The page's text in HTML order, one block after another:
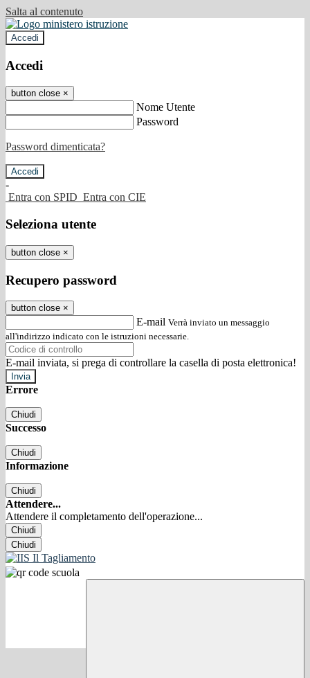
Salta al contenuto
Accedi
Accedi
button close ×
Nome Utente
Password
Password dimenticata?
-
Entra con SPID Entra con CIE
Seleziona utente
button close ×
Recupero password
button close ×
E-mail Verrà inviato un messaggio
all'indirizzo indicato con le istruzioni necessarie.
E-mail inviata, si prega di controllare la casella di posta elettronica!
Errore
Chiudi
Successo
Chiudi
Informazione
Chiudi
Attendere...
Attendere il completamento dell'operazione...
Chiudi
Chiudi